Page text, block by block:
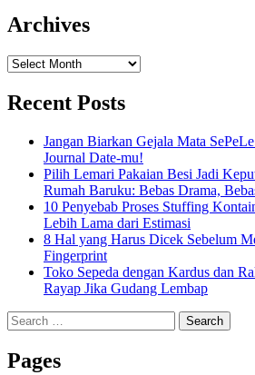
Archives
Archives
Recent Posts
Jangan Biarkan Gejala Mata
Journal Date-mu!
Pilih Lemari Pakaian Besi Jadi
Rumah Baruku: Bebas Drama,
10 Penyebab Proses Stuffing
Lebih Lama dari Estimasi
8 Hal yang Harus Dicek Sebelum
Fingerprint
Toko Sepeda dengan Kardus dan
Rayap Jika Gudang Lembap
Search
for:
Pages